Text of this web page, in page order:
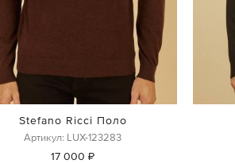
Stefano Ricci Поло
Артикул: LUX-123283
17 000 ₽